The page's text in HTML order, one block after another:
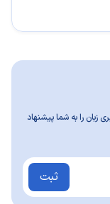
زبان را به شما پیشنهاد
ثبت